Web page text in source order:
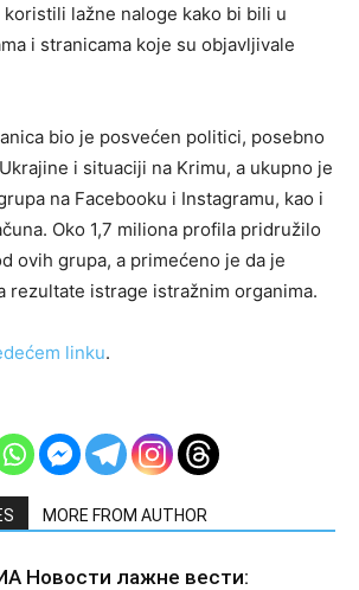
lažne naloge kako bi bili u
i stranicama koje su objavljivale
bio je posvećen politici, posebno
i situaciji na Krimu, a ukupno je
na Facebooku i Instagramu, kao i
Oko 1,7 miliona profila pridružilo
ovih grupa, a primećeno je da je
rezultate istrage istražnim organima.
linku.
MORE FROM AUTHOR
Новости лажне вести: